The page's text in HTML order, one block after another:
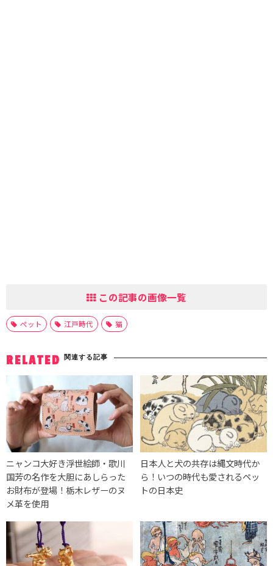
この記事の画像一覧
ペット 江戸時代 猫
RELATED 関連する記事
ニャンコ大好き浮世絵師・歌川
国芳の名作を大胆にあしらった
お財布が登場！栃木レザーのヌ
メ革を使用
日本人と犬の共存は縄文時代か
ら！いつの時代も愛されるペッ
トの日本史